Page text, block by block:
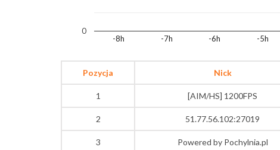
-8h -7h -6h -5h
0
Pozycja Nick
1 [AIM/HS] 1200FPS
2 51.77.56.102:27019
3 Powered by Pochylnia.pl